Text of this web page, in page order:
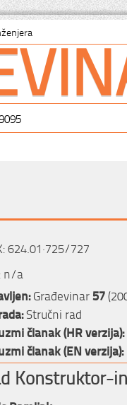
624.01·725/727
n/a
Građevinar57
Stručni rad
članak (HR verzija):
članak (EN verzija):
Konstruktor-